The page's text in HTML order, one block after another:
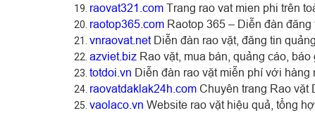
raovat321.com Trang rao vat mien phi trên
raotop365.com Raotop 365 – Diễn đàn
vnraovat.netDiễn đàn rao vặt, đăng tin
azviet.biz Rao vặt, mua bán, quảng cáo,
totdoi.vn Diễn đàn rao vặt miễn phí với
raovatdaklak24h.com Chuyên trang Rao vặt
vaolaco.vn Website rao vặt hiệu quả, tổng